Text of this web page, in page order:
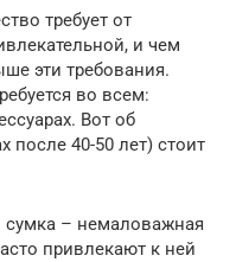
требует от
и чем
эти требования.
во всем:
Вот об
после 40-50 лет) стоит
– немаловажная
привлекают к ней